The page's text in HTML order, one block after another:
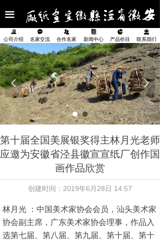
끀
首页
公司介绍
名家交流
合作名家
新闻中心
产品展示
产品价目表
넳 넲
끉
公司介绍
끁
名家交流
뀡
合作名家
뀴
新闻中心
넗
产品价目
끤
联系我们
第十届全国美展银奖得主林月光老师
应邀为安徽省泾县徽宣宣纸厂创作国
画作品欣赏
林月光 ：中国美术家协会会员，汕头美术家
协会副主席，广东美术家协会理事，作品入
选第七届、第八届、第九届、第十届、第十
创建时间： 2019年6月28日 14:57